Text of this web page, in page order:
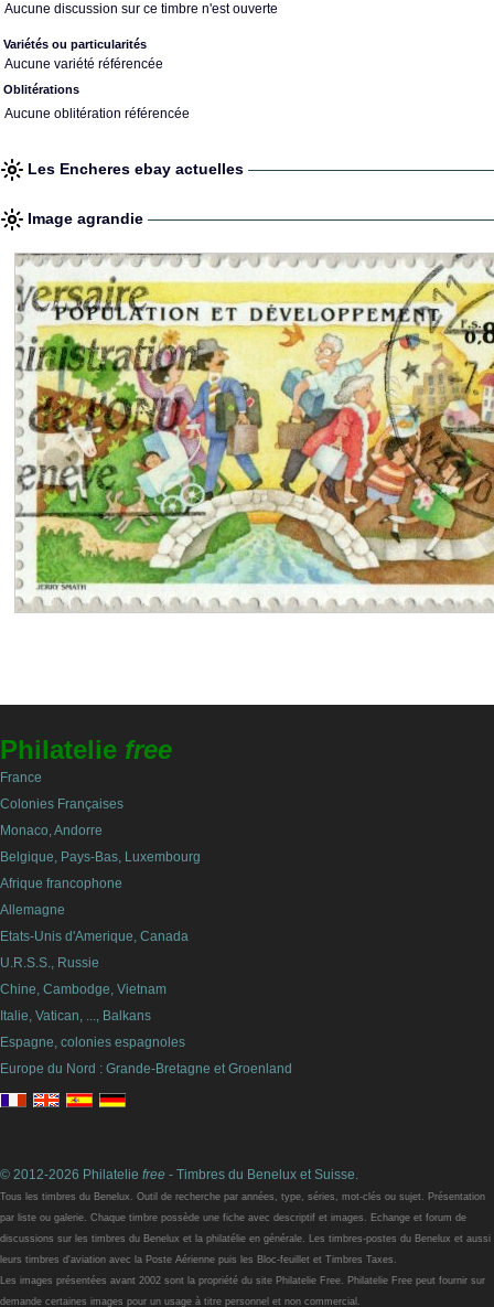
Aucune discussion sur ce timbre n'est ouverte
Variétés ou particularités
Aucune variété référencée
Oblitérations
Aucune oblitération référencée
Les Encheres ebay actuelles
Image agrandie
Philatelie free
France
Colonies Françaises
Monaco, Andorre
Belgique, Pays-Bas, Luxembourg
Afrique francophone
Allemagne
Etats-Unis d'Amerique, Canada
U.R.S.S., Russie
Chine, Cambodge, Vietnam
Italie, Vatican, ..., Balkans
Espagne, colonies espagnoles
Europe du Nord : Grande-Bretagne et Groenland
© 2012-2026 Philatelie free - Timbres du Benelux et Suisse.
Tous les timbres du Benelux. Outil de recherche par années, type, séries, mot-clés ou sujet. Présentation
par liste ou galerie. Chaque timbre possède une fiche avec descriptif et images. Echange et forum de
discussions sur les timbres du Benelux et la philatélie en générale. Les timbres-postes du Benelux et aussi
leurs timbres d'aviation avec la Poste Aérienne puis les Bloc-feuillet et Timbres Taxes.
Les images présentées avant 2002 sont la propriété du site Philatelie Free. Philatelie Free peut fournir sur
demande certaines images pour un usage à titre personnel et non commercial.